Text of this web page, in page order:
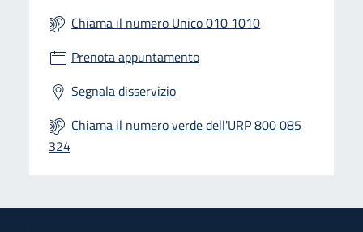
Chiama il numero Unico 010 1010
Prenota appuntamento
Segnala disservizio
Chiama il numero verde dell'URP 800 085
324